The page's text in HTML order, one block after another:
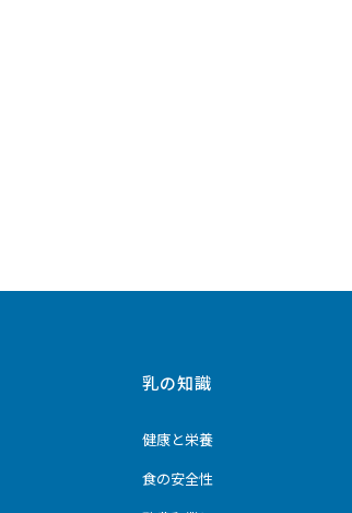
乳の知識
健康と栄養
食の安全性